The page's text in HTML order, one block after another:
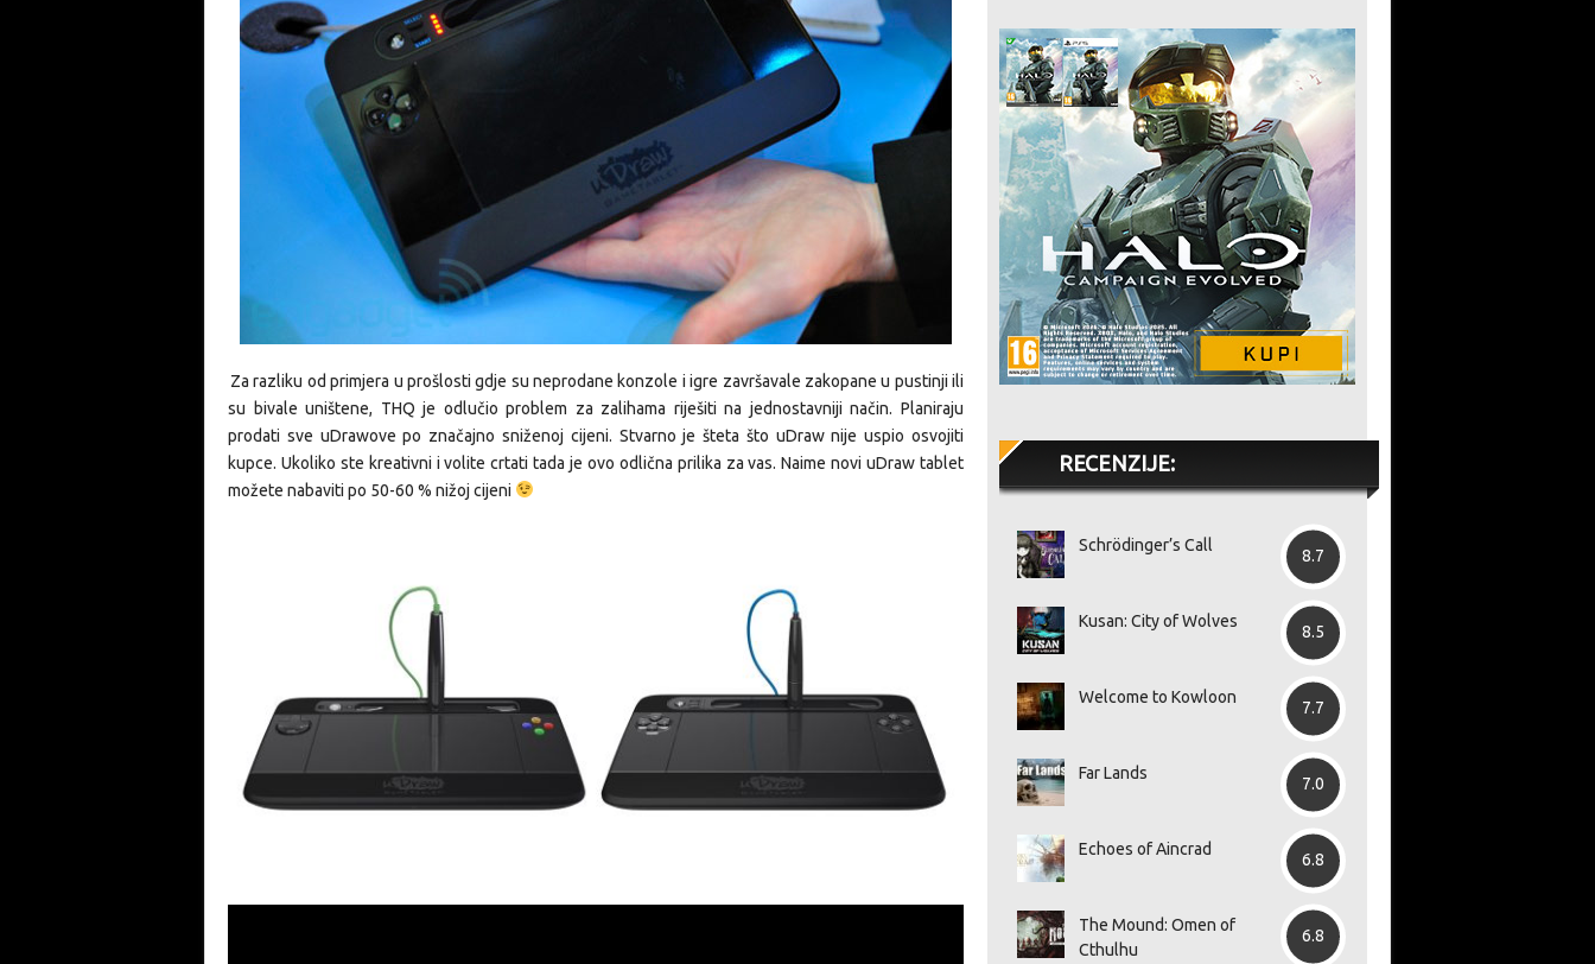
Za razliku od primjera u prošlosti gdje su neprodane konzole i igre završavale zakopane u pustinji ili
su bivale uništene, THQ je odlučio problem za zalihama riješiti na jednostavniji način. Planiraju
prodati sve uDrawove po značajno sniženoj cijeni. Stvarno je šteta što uDraw nije uspio osvojiti
kupce. Ukoliko ste kreativni i volite crtati tada je ovo odlična prilika za vas. Naime novi uDraw tablet
možete nabaviti po 50-60 % nižoj cijeni
RECENZIJE:
Schrödinger’s Call
8.7
Kusan: City of Wolves
8.5
Welcome to Kowloon
7.7
Far Lands
7.0
Echoes of Aincrad
6.8
The Mound: Omen of
Cthulhu
6.8